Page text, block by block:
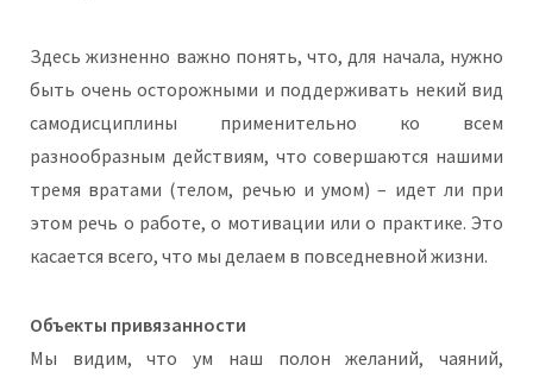
Здесь жизненно важно понять, что, для начала, нужно
быть очень осторожными и поддерживать некий вид
самодисциплины применительно ко всем
разнообразным действиям, что совершаются нашими
тремя вратами (телом, речью и умом) – идет ли при
этом речь о работе, о мотивации или о практике. Это
касается всего, что мы делаем в повседневной жизни.
Объекты привязанности
Мы видим, что ум наш полон желаний, чаяний,